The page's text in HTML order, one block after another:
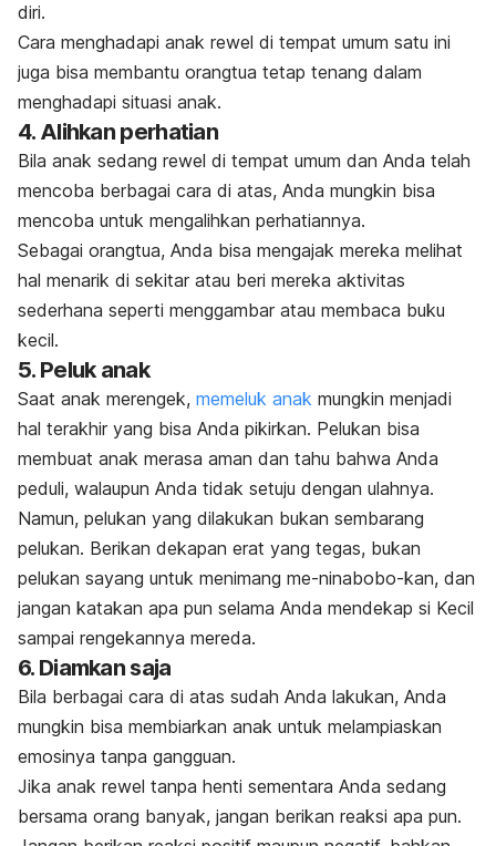
diri.
Cara menghadapi anak rewel di tempat umum satu ini
juga bisa membantu orangtua tetap tenang dalam
menghadapi situasi anak.
4. Alihkan perhatian
Bila anak sedang rewel di tempat umum dan Anda telah
mencoba berbagai cara di atas, Anda mungkin bisa
mencoba untuk mengalihkan perhatiannya.
Sebagai orangtua, Anda bisa mengajak mereka melihat
hal menarik di sekitar atau beri mereka aktivitas
sederhana seperti menggambar atau membaca buku
kecil.
5. Peluk anak
Saat anak merengek, memeluk anak mungkin menjadi
hal terakhir yang bisa Anda pikirkan. Pelukan bisa
membuat anak merasa aman dan tahu bahwa Anda
peduli, walaupun Anda tidak setuju dengan ulahnya.
Namun, pelukan yang dilakukan bukan sembarang
pelukan. Berikan dekapan erat yang tegas, bukan
pelukan sayang untuk menimang me-ninabobo-kan, dan
jangan katakan apa pun selama Anda mendekap si Kecil
sampai rengekannya mereda.
6. Diamkan saja
Bila berbagai cara di atas sudah Anda lakukan, Anda
mungkin bisa membiarkan anak untuk melampiaskan
emosinya tanpa gangguan.
Jika anak rewel tanpa henti sementara Anda sedang
bersama orang banyak, jangan berikan reaksi apa pun.